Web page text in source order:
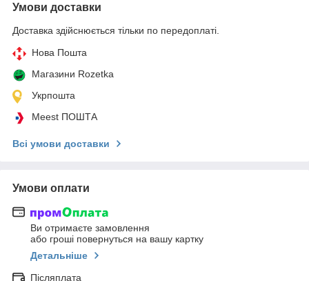
Умови доставки
Доставка здійснюється тільки по передоплаті.
Нова Пошта
Магазини Rozetka
Укрпошта
Meest ПОШТА
Всі умови доставки
Умови оплати
Ви отримаєте замовлення
або гроші повернуться на вашу картку
Детальніше
Післяплата